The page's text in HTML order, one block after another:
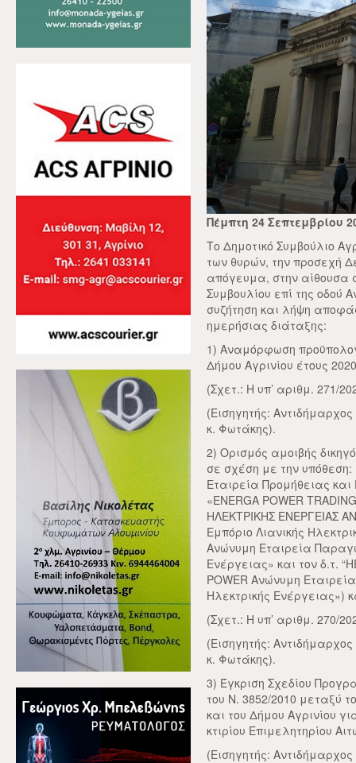
Πέμπτη 24 Σεπτεμβρίου
Το Δημοτικό Συμβούλιο
των θυρών, την προσεχή
απόγευμα, στην αίθουσα
Συμβουλίου επί της οδού
συζήτηση και λήψη
ημερήσιας διάταξης:
1) Αναμόρφωση
Δήμου Αγρινίου έτους
(Σχετ.: Η υπ’ αριθμ. 271/
(Εισηγητής:
κ. Φωτάκης).
2) Ορισμός αμοιβής
σε σχέση με την υπόθεση:
Εταιρεία Προμήθειας
«ENERGA POWER
ΗΛΕΚΤΡΙΚΗΣ ΕΝΕΡΓΕΙΑΣ
Εμπόριο Λιανικής
Ανώνυμη Εταιρεία
Ενέργειας» και τον δ.τ.
POWER Ανώνυμη
Ηλεκτρικής Ενέργειας»)
(Σχετ.: Η υπ’ αριθμ. 270/
(Εισηγητής:
κ. Φωτάκης).
3) Έγκριση Σχεδίου
του Ν. 3852/2010 μεταξύ
και του Δήμου Αγρινίου
κτιρίου Επιμελητηρίου
(Εισηγητής: